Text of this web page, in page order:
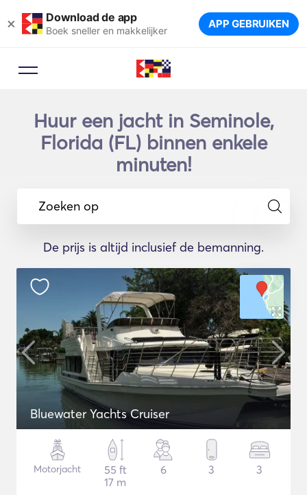
× Download de app
Boek sneller en makkelijker APP GEBRUIKEN
Huur een jacht in Seminole,
Florida (FL) binnen enkele
minuten!
Zoeken op
De prijs is altijd inclusief de bemanning.
Bluewater Yachts Cruiser
Motorjacht
55 ft
17 m
6 3 3